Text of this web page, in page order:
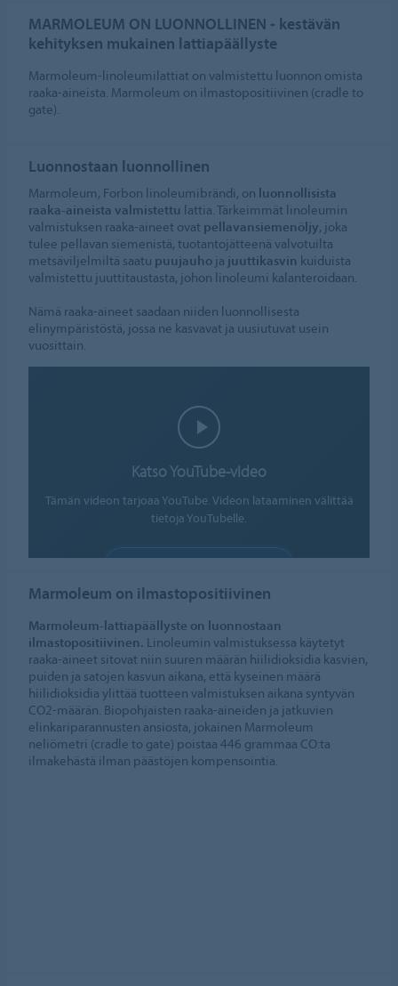
MARMOLEUM ON LUONNOLLINEN - kestävän
kehityksen mukainen lattiapäällyste
Marmoleum-linoleumilattiat on valmistettu luonnon omista
raaka-aineista. Marmoleum on ilmastopositiivinen (cradle to
gate).
Luonnostaan luonnollinen
Marmoleum, Forbon linoleumibrändi, on luonnollisista
raaka-aineista valmistettu lattia. Tärkeimmät linoleumin
valmistuksen raaka-aineet ovat pellavansiemenöljy, joka
tulee pellavan siemenistä, tuotantojätteenä valvotuilta
metsäviljelmiltä saatu puujauho ja juuttikasvin kuiduista
valmistettu juuttitaustasta, johon linoleumi kalanteroidaan.
Nämä raaka-aineet saadaan niiden luonnollisesta
elinympäristöstä, jossa ne kasvavat ja uusiutuvat usein
vuosittain.
Katso YouTube-video
Tämän videon tarjoaa YouTube. Videon lataaminen välittää
tietoja YouTubelle.
Evästeasetukset
Marmoleum on ilmastopositiivinen
Marmoleum-lattiapäällyste on luonnostaan
ilmastopositiivinen. Linoleumin valmistuksessa käytetyt
raaka-aineet sitovat niin suuren määrän hiilidioksidia kasvien,
puiden ja satojen kasvun aikana, että kyseinen määrä
hiilidioksidia ylittää tuotteen valmistuksen aikana syntyvän
CO2-määrän. Biopohjaisten raaka-aineiden ja jatkuvien
elinkariparannusten ansiosta, jokainen Marmoleum
neliömetri (cradle to gate) poistaa 446 grammaa CO:ta
ilmakehästä ilman päästöjen kompensointia.